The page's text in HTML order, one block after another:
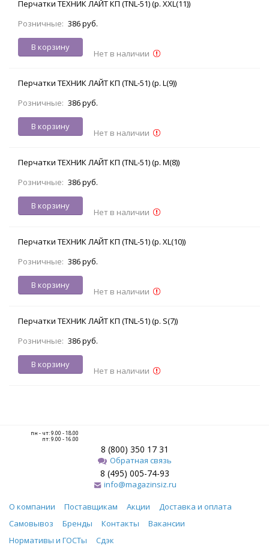
Перчатки ТЕХНИК ЛАЙТ КП (TNL-51) (р. XXL(11))
Розничные: 386 руб.
В корзину
Нет в наличии
Перчатки ТЕХНИК ЛАЙТ КП (TNL-51) (р. L(9))
Розничные: 386 руб.
В корзину
Нет в наличии
Перчатки ТЕХНИК ЛАЙТ КП (TNL-51) (р. M(8))
Розничные: 386 руб.
В корзину
Нет в наличии
Перчатки ТЕХНИК ЛАЙТ КП (TNL-51) (р. XL(10))
Розничные: 386 руб.
В корзину
Нет в наличии
Перчатки ТЕХНИК ЛАЙТ КП (TNL-51) (р. S(7))
Розничные: 386 руб.
В корзину
Нет в наличии
пн - чт: 9.00 - 18.00
пт: 9.00 - 16.00
8 (800) 350 17 31
Обратная связь
8 (495) 005-74-93
info@magazinsiz.ru
О компании Поставщикам Акции
Доставка и оплата
Самовывоз
Бренды Контакты
Вакансии
Нормативы и ГОСТы
Сдэк